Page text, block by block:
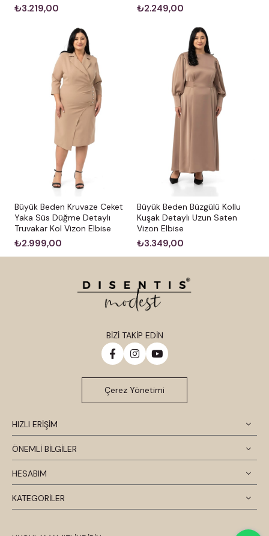
₺3.219,00 ₺2.249,00
Büyük Beden Kruvaze Ceket
Yaka Süs Düğme Detaylı
Truvakar Kol Vizon Elbise
₺2.999,00
Büyük Beden Büzgülü Kollu
Kuşak Detaylı Uzun Saten
Vizon Elbise
₺3.349,00
HIZLI ERİŞİM
ÖNEMLİ BİLGİLER
HESABIM
KATEGORİLER
BİZİ TAKİP EDİN
Çerez Yönetimi